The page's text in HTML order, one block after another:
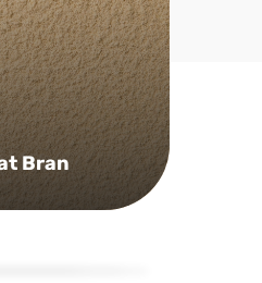
Bran